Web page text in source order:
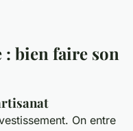
: bien faire son
On entre